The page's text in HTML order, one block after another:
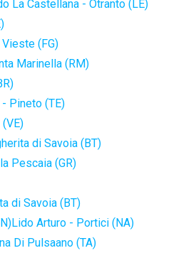
La Castellana - Otranto (LE)
(FG)
Marinella (RM)
Pineto (TE)
di Savoia (BT)
Pescaia (GR)
di Savoia (BT)
Lido Arturo - Portici (NA)
Di Pulsaano (TA)